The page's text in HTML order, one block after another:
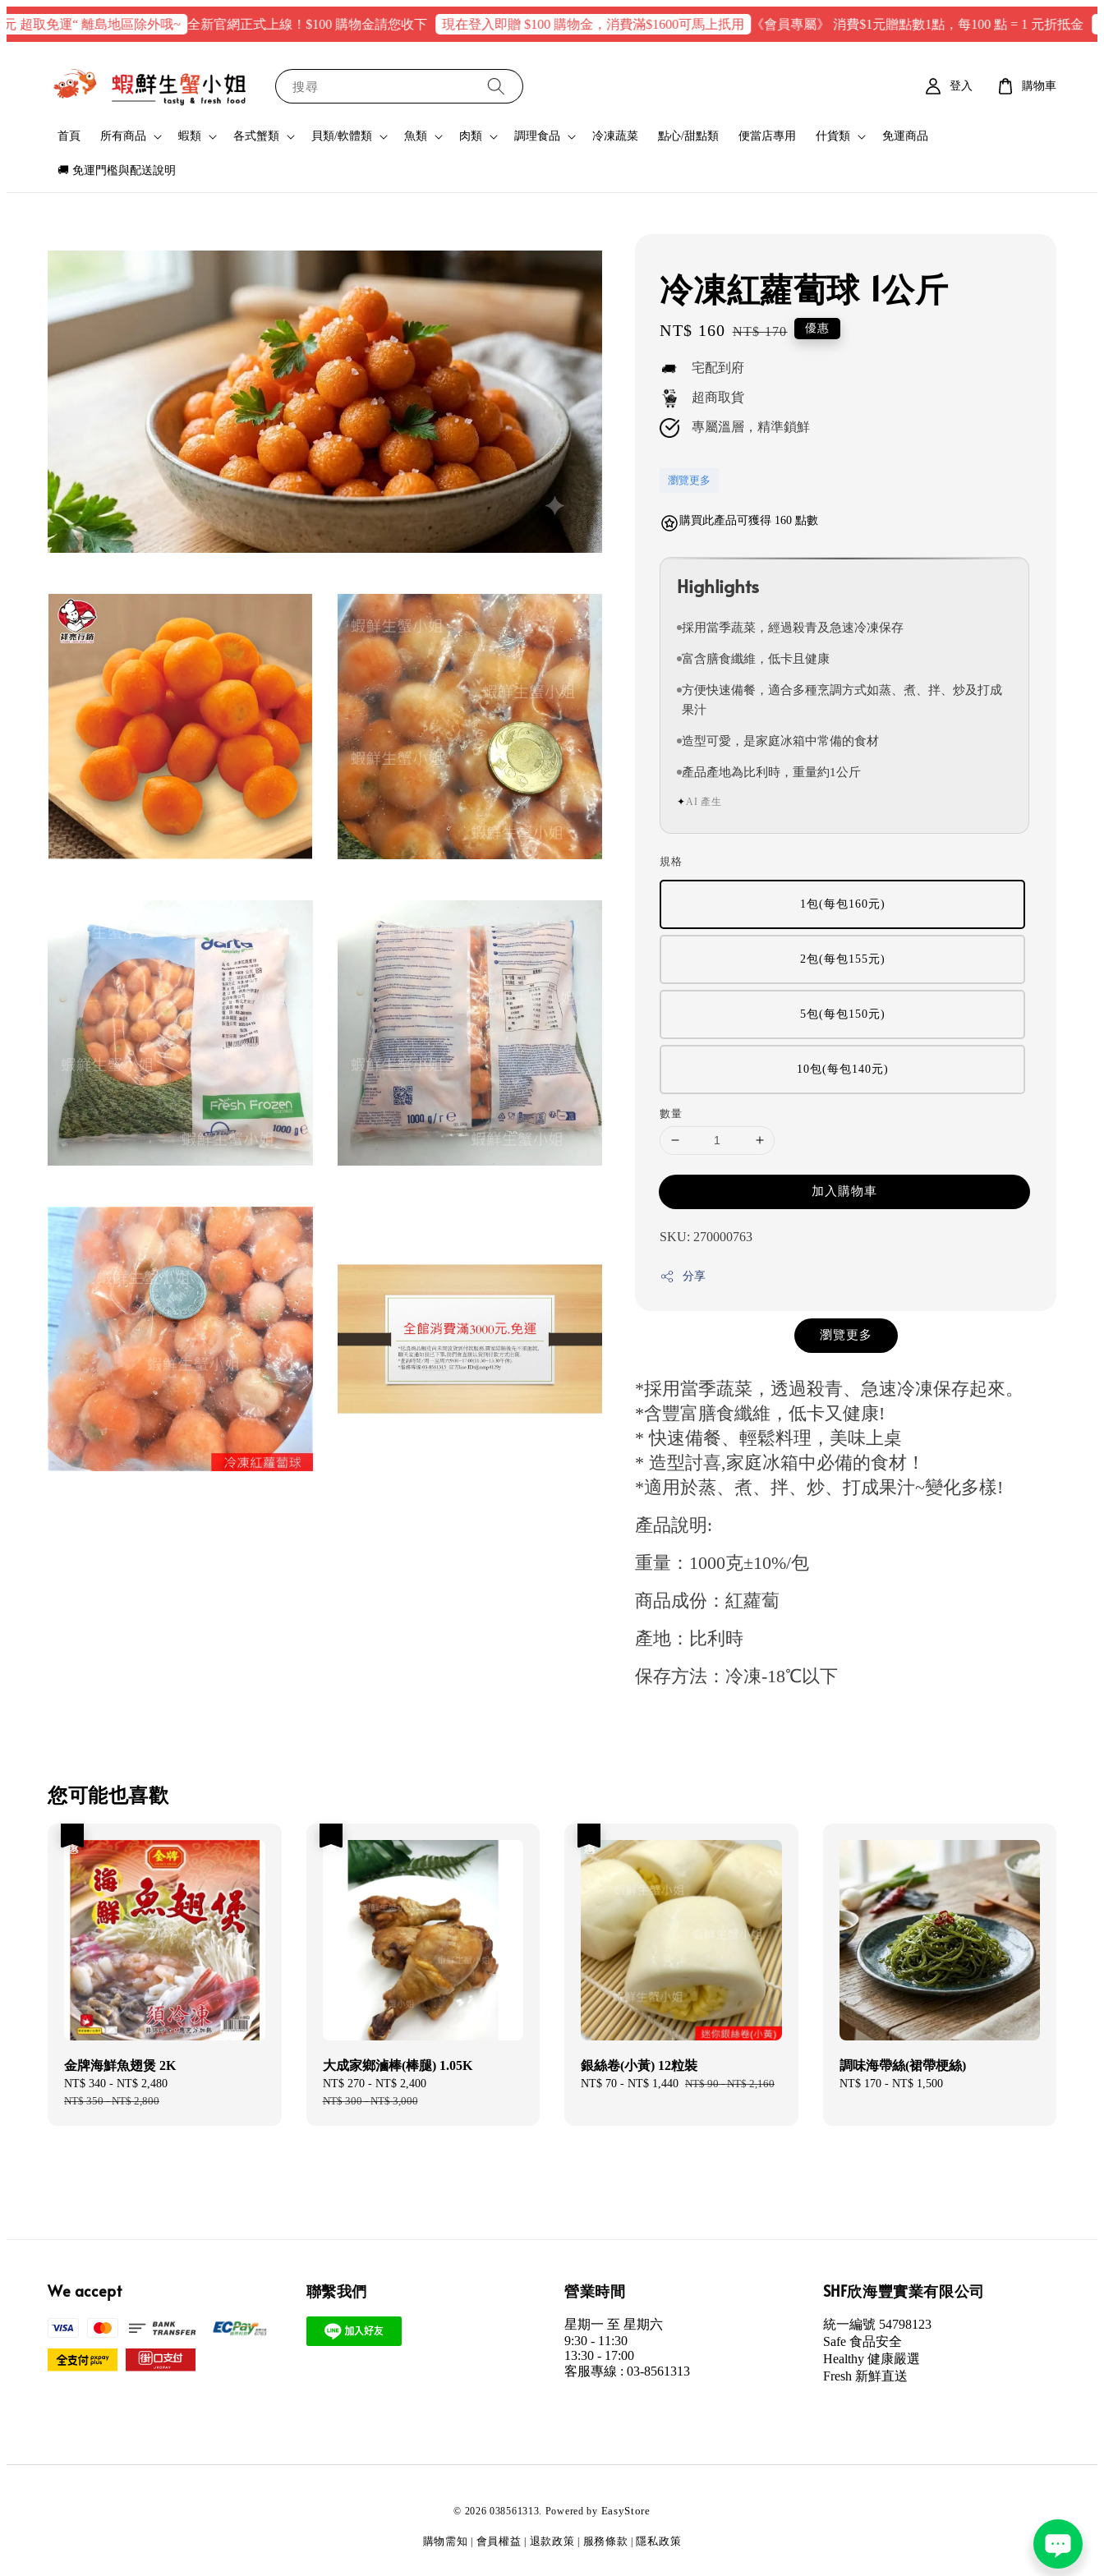
免運“ 離島地區除外哦~ 全新官網正式上線！$100 購物金請您收下 現在登入即贈 $100 購物金，消費滿$1600可馬上扺用 《會員專屬》 消費$1元贈點數1點，每100 點 = 1 元折抵金 點數在
搜尋
首頁 所有商品 蝦類 各式蟹類 貝類/軟體類 魚類 肉類 調理食品 冷凍蔬菜 點心/甜點類 便當店專用 什貨類 免運商品
🚚 免運門檻與配送說明
登入 購物車
冷凍紅蘿蔔球 1公斤
Sale
NT$ 160 Regular
NT$ 170 優惠
宅配到府
超商取貨
專屬溫層，精準鎖鮮
瀏覽更多
購買此產品可獲得 160 點數
Highlights
採用當季蔬菜，經過殺青及急速冷凍保存
富含膳食纖維，低卡且健康
方便快速備餐，適合多種烹調方式如蒸、煮、拌、炒及打成
果汁
造型可愛，是家庭冰箱中常備的食材
產品產地為比利時，重量約1公斤
✦ AI 產生
規格
1包(每包160元)
2包(每包155元)
5包(每包150元)
10包(每包140元)
數量
加入購物車
SKU: 270000763
分享
瀏覽更多
*採用當季蔬菜，透過殺青、急速冷凍保存起來。
*含豐富膳食纖維，低卡又健康!
* 快速備餐、輕鬆料理，美味上桌
* 造型討喜,家庭冰箱中必備的食材！
*適用於蒸、煮、拌、炒、打成果汁~變化多樣!
產品說明:
重量：1000克±10%/包
商品成份：紅蘿蔔
產地：比利時
保存方法：冷凍-18℃以下
您可能也喜歡
金牌海鮮魚翅煲 2K
Sale
price
NT$ 340 - NT$ 2,480
NT$ 350-NT$ 2,800
大成家鄉滷棒(棒腿) 1.05K
Sale
price
NT$ 270- NT$ 2,400
NT$ 300-NT$ 3,000
銀絲卷(小黃) 12粒裝
Sale
NT$ 70 - NT$ 1,440 Regular
NT$ 90-NT$ 2,160
調味海帶絲(裙帶梗絲)
Regular
NT$ 170- NT$ 1,500
We accept 聯繫我們 營業時間
星期一 至 星期六
9:30 - 11:30
13:30 - 17:00
客服專線 : 03-8561313
SHF欣海豐實業有限公司
統一編號 54798123
Safe 食品安全
Healthy 健康嚴選
Fresh 新鮮直送
© 2026 038561313. Powered by EasyStore
購物需知 會員權益 退款政策 服務條款 隱私政策